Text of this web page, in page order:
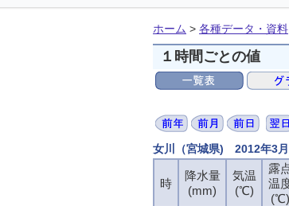
ホーム > 各種データ・資料
１時間ごとの値
女川（宮城県) 2012年3月
時
降水量
(mm)
気温
(℃)
露
温
(℃)